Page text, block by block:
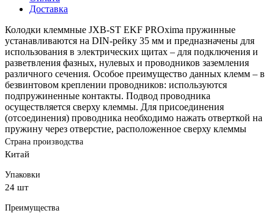
Доставка
Колодки клеммные JXB-ST EKF PROxima пружинные
устанавливаются на DIN-рейку 35 мм и предназначены для
использования в электрических щитах – для подключения и
разветвления фазных, нулевых и проводников заземления
различного сечения. Особое преимущество данных клемм – в
безвинтовом креплении проводников: используются
подпружиненные контакты. Подвод проводника
осуществляется сверху клеммы. Для присоединения
(отсоединения) проводника необходимо нажать отверткой на
пружину через отверстие, расположенное сверху клеммы
Страна производства
Китай
Упаковки
24 шт
Преимущества